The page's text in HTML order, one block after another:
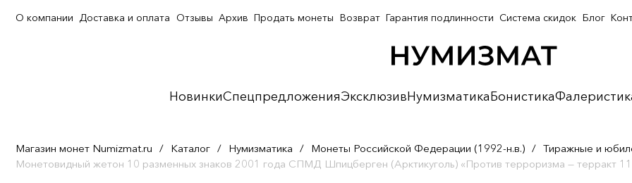
НовинкиСпецпредложенияЭксклюзивНумизматикаБонистика
О компании Доставка и оплата Отзывы Архив Продать монеты Возврат Гарантия подлинности Система скидок Блог
Магазин монет Numizmat.ru / Каталог / Нумизматика / Монеты Российской Федерации (1992-н.в.) / Тиражные и
Монетовидный жетон 10 разменных знаков 2001 года СПМД Шпицберген (Арктикуголь) «Против терроризма — терракт